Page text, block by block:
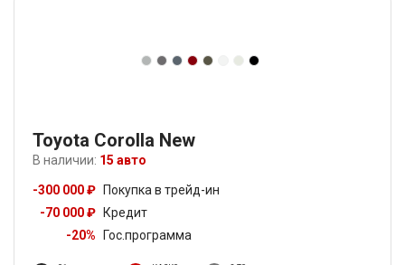
Toyota Corolla New
В наличии: 15 авто
-300 000 ₽ Покупка в трейд-ин
-70 000 ₽ Кредит
-20% Гос.программа